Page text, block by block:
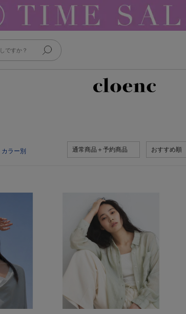
カラー別 通常商品＋予約商品 おすすめ順